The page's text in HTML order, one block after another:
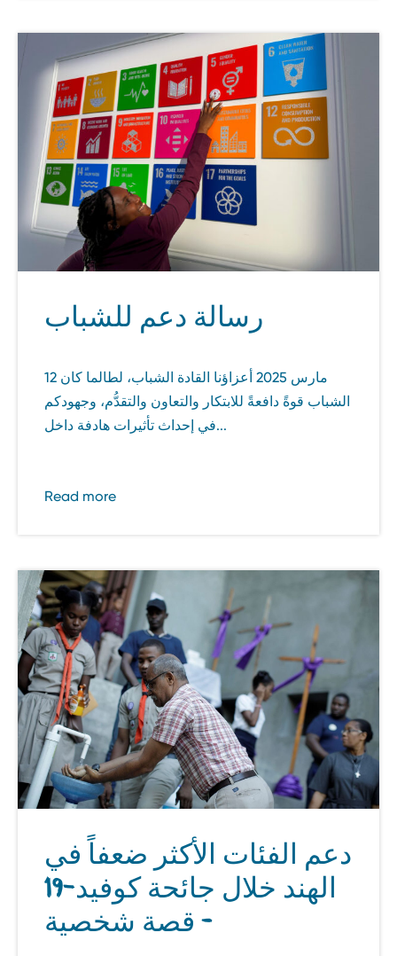
رسالة دعم للشباب
12 مارس 2025 أعزاؤنا القادة الشباب، لطالما كان
الشباب قوةً دافعةً للابتكار والتعاون والتقدُّم، وجهودكم
Read more
دعم الفئات الأكثر ضعفاً في
الهند خلال جائحة كوفيد-19
– قصة شخصية